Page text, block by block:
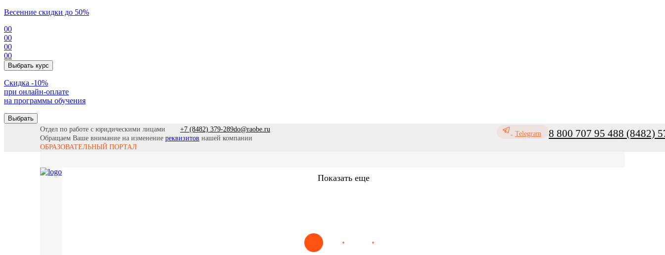
Весенние скидки до 50%
00
00
00
00
Выбрать курс
Cкидка -10%
при онлайн-оплате
на программы обучения
Выбрать
Отдел по работе с юридическими лицами
+7 (8482) 379-289do@raobe.ru
Обращаем Ваше внимание на изменениереквизитов нашей компании
ОБРАЗОВАТЕЛЬНЫЙ ПОРТАЛ
Telegram 8 800 707 95 488 (8482)
Показать еще
Эпидемиология